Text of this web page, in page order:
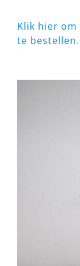
Klik hier
te bestellen.